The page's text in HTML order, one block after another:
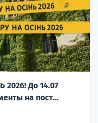
До 14.07
на пост...